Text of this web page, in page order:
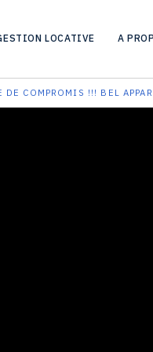
LOCATIVE A
DE COMPROMIS !!! BEL